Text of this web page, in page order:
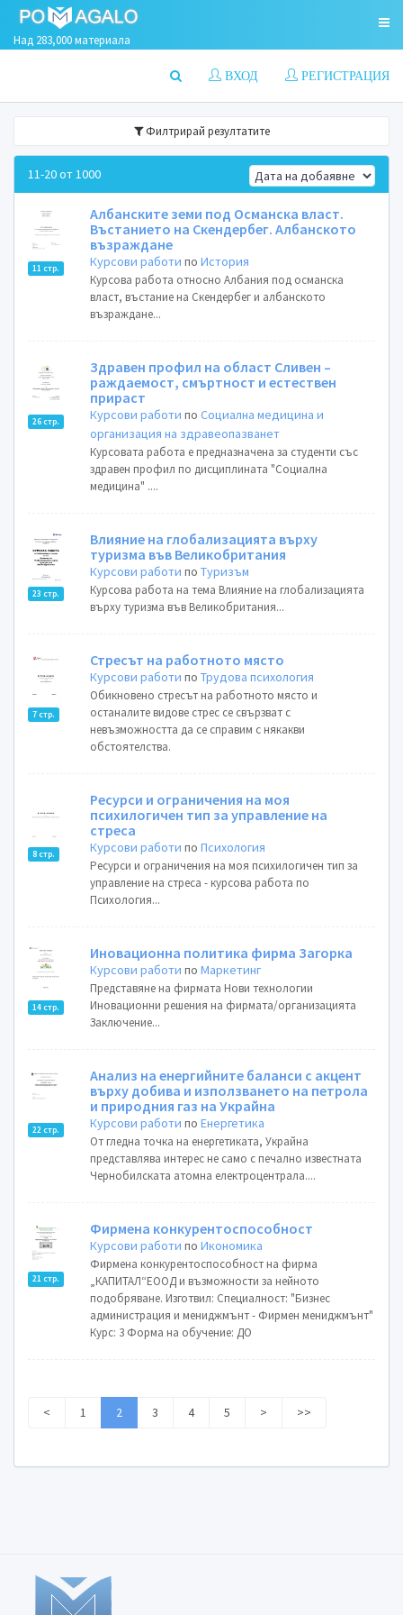
Над 283,000 материала
РЕГИСТРАЦИЯ
ВХОД
Филтрирай резултатите
11-20 от 1000
11 стр.
Албанските земи под Османска власт.
Въстанието на Скендербег. Албанското
възраждане
Курсови работи поИстория
Курсова работа относно Албания под османска
власт, въстание на Скендербег и албанското
възраждане...
26 стр.
Здравен профил на област Сливен –
раждаемост, смъртност и естествен
прираст
Курсови работи поСоциална медицина и
организация на здравеопазванет
Курсовата работа е предназначена за студенти със
здравен профил по дисциплината "Социална
медицина" ....
23 стр.
Влияние на глобализацията върху
туризма във Великобритания
Курсови работи поТуризъм
Курсова работа на тема Влияние на глобализацията
върху туризма във Великобритания...
7 стр.
Стресът на работното място
Курсови работи поТрудова психология
Обикновено стресът на работното място и
останалите видове стрес се свързват с
невъзможността да се справим с някакви
обстоятелства.
8 стр.
Ресурси и ограничения на моя
психилогичен тип за управление на
стреса
Курсови работи поПсихология
Ресурси и ограничения на моя психилогичен тип за
управление на стреса - курсова работа по
Психология...
14 стр.
Иновационна политика фирма Загорка
Курсови работи поМаркетинг
Представяне на фирмата Нови технологии
Иновационни решения на фирмата/организацията
Заключение...
22 стр.
Анализ на енергийните баланси с акцент
върху добива и използването на петрола
и природния газ на Украйна
Курсови работи поЕнергетика
От гледна точка на енергетиката, Украйна
представлява интерес не само с печално известната
Чернобилската атомна електроцентрала....
21 стр.
Фирмена конкурентоспособност
Курсови работи поИкономика
Фирмена конкурентоспособност на фирма
„КАПИТАЛ“ЕООД и възможности за нейното
подобряване. Изготвил: Специалност: "Бизнес
администрация и мениджмънт - Фирмен мениджмънт"
Курс: 3 Форма на обучение: ДО
< 1 2 3 4 5 > >>